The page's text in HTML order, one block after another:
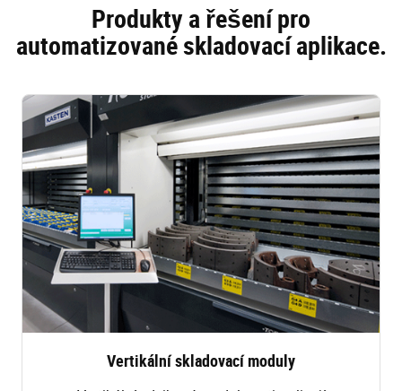
Produkty a řešení pro
automatizované skladovací aplikace.
Vertikální skladovací moduly